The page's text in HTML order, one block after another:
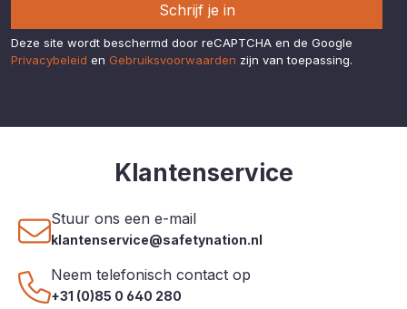
Schrijf je in
Deze site wordt beschermd door reCAPTCHA en de Google
Privacybeleid en Gebruiksvoorwaarden zijn van toepassing.
Klantenservice
Stuur ons een e-mail
klantenservice@safetynation.nl
Neem telefonisch contact op
+31 (0)85 0 640 280